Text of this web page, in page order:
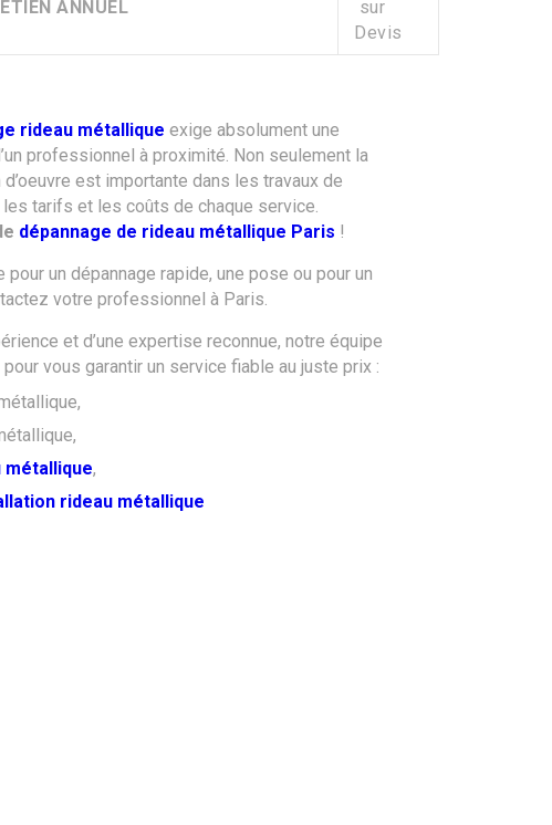
ANNUEL
sur
Devis
rideau métallique exige absolument une
professionnel à proximité. Non seulement la
est importante dans les travaux de
tarifs et les coûts de chaque service.
dépannage de rideau métallique Paris !
pour un dépannage rapide, une pose ou pour un
votre professionnel à Paris.
et d’une expertise reconnue, notre équipe
vous garantir un service fiable au juste prix :
métallique,
rideau métallique